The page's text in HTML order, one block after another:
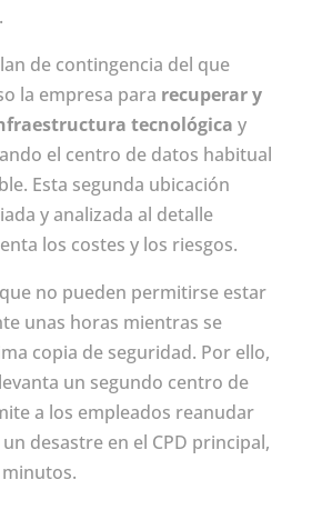
.
de contingencia del que
la empresa para recuperar y
tecnológica y
el centro de datos habitual
Esta segunda ubicación
y analizada al detalle
los costes y los riesgos.
no pueden permitirse estar
unas horas mientras se
copia de seguridad. Por ello,
un segundo centro de
a los empleados reanudar
desastre en el CPD principal,